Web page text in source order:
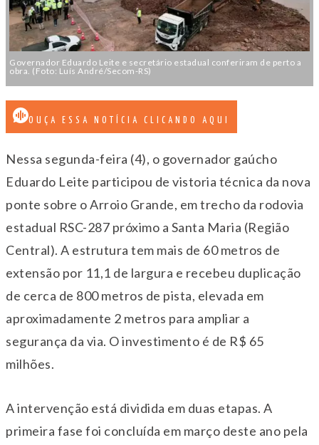
Governador Eduardo Leite e secretário estadual conferiram de perto a
obra. (Foto: Luís André/Secom-RS)
OUÇA ESSA NOTÍCIA CLICANDO AQUI
Nessa segunda-feira (4), o governador gaúcho
Eduardo Leite participou de vistoria técnica da nova
ponte sobre o Arroio Grande, em trecho da rodovia
estadual RSC-287 próximo a Santa Maria (Região
Central). A estrutura tem mais de 60 metros de
extensão por 11,1 de largura e recebeu duplicação
de cerca de 800 metros de pista, elevada em
aproximadamente 2 metros para ampliar a
segurança da via. O investimento é de R$ 65
milhões.
A intervenção está dividida em duas etapas. A
primeira fase foi concluída em março deste ano pela